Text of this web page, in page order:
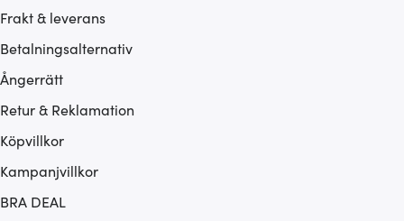
Frakt & leverans
Betalningsalternativ
Ångerrätt
Retur & Reklamation
Köpvillkor
Kampanjvillkor
BRA DEAL